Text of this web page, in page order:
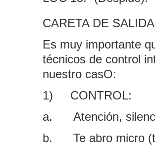
CARETA DE SALIDA
Es muy importante
técnicos de control
nuestro casO:
1)
CONTROL:
a.
Atención,
b.
Te abro micro